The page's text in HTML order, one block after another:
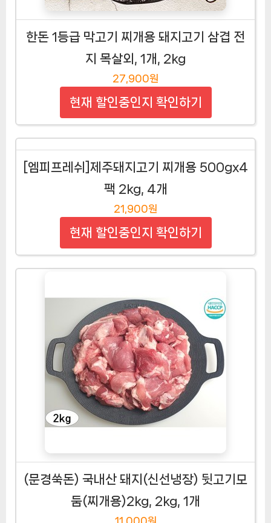
한돈 1등급 막고기 찌개용 돼지고기 삼겹 전
지 목살외, 1개, 2kg
27,900원
현재 할인중인지 확인하기
[엠피프레쉬]제주돼지고기 찌개용 500gx4
팩 2kg, 4개
21,900원
현재 할인중인지 확인하기